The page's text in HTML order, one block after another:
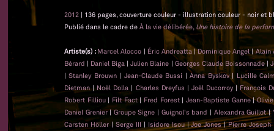
2012 | 136 pages, couverture couleur - illustration couleur - noir et
Publié dans le cadre de À la vie délibérée, Une histoire de la
Artiste(s) : Marcel Alocco | Éric Andreatta|Dominique Angel|Alain
Bérard | Daniel Biga |Julien Blaine | Georges Claude Boissonnade|
|Stanley Brouwn| Jean-Claude Bussi |Anna Byskov| Lucille
Dietman| Noël Dolla | Charles Dreyfus | Joël Ducorroy| François
Robert Filliou| Filt Fact| Fred Forest| Jean-Baptiste Ganne|
Daniel Grenier|Groupe Signe | Guignol's band | Alexandra Guillot|
Carsten Höller| Serge III | Isidore Isou|Joe Jones|Pierre Joseph